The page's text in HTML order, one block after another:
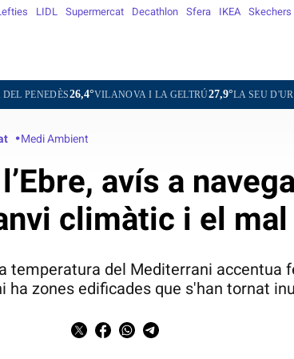
LIDL Supermercat Decathlon Sfera IKEA Skechers
VILANOVA I LA GELTRÚ27,9° LA SEU D'URGELL24,0°
Medi Ambient
avís a
climàtic i el
temperatura del Mediterrani accentua
ha zones edificades que s'han tornat